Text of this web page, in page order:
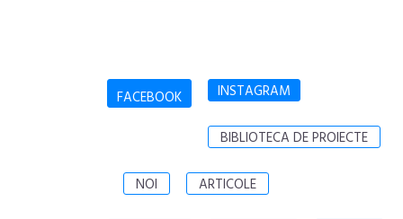
FACEBOOK INSTAGRAM
BIBLIOTECA DE PROIECTE
NOI ARTICOLE